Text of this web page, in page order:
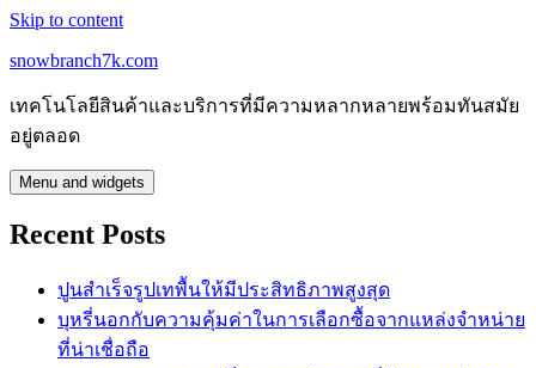
Skip to content
snowbranch7k.com
เทคโนโลยีสินค้าและบริการที่มีความหลากหลายพร้อมทันสมัย
อยู่ตลอด
Menu and widgets
Recent Posts
ปูนสำเร็จรูปเทพื้นให้มีประสิทธิภาพสูงสุด
บุหรี่นอกกับความคุ้มค่าในการเลือกซื้อจากแหล่งจำหน่าย
ที่น่าเชื่อถือ